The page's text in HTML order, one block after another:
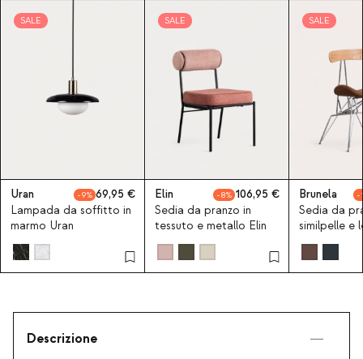
SALE
Uran 9
69,95
Lampada da soffitto in
marmo Uran
SALE
Elin 8
106,95
Sedia da pranzo in
tessuto e metallo Elin
SALE
Brunela
Sedia da
similpelle e
Brunela
Descrizione